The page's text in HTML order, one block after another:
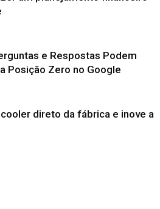
e Respostas Podem
Posição Zero no Google
direto da fábrica e inove a